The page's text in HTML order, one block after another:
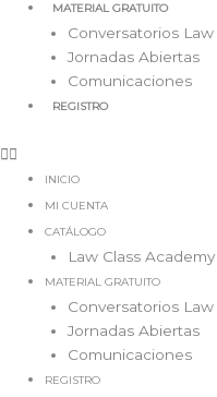
MATERIAL GRATUITO
Conversatorios
Jornadas Abiertas
Comunicaciones
REGISTRO
INICIO
MI CUENTA
CATÁLOGO
Law Class Academy
MATERIAL GRATUITO
Conversatorios
Jornadas Abiertas
Comunicaciones
REGISTRO